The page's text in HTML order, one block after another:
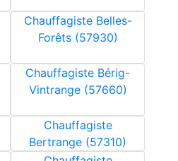
Chauffagiste Belles-
Forêts (57930)
Chauffagiste Bérig-
Vintrange (57660)
Chauffagiste
Bertrange (57310)